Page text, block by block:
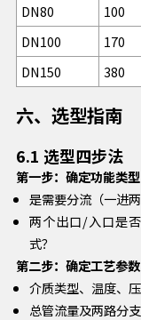
DN80
100
DN100
170
DN150
380
六、选型指南
6.1 选型四步法
第一步：确定功能类型
是需要分流（一进
两个出口/入口是
式？
第二步：确定工艺参数
介质类型、温度、
总管流量及两路分